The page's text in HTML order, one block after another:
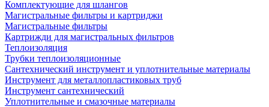
Комплектующие для шлангов
Магистральные фильтры и картриджи
Магистральные фильтры
Картрижди для магистральных фильтров
Теплоизоляция
Трубки теплоизоляционные
Сантехнический инструмент и уплотнительные материалы
Инструмент для металлопластиковых труб
Инструмент сантехнический
Уплотнительные и смазочные материалы